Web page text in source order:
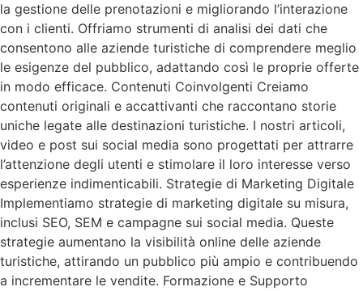
la gestione delle prenotazioni e migliorando l’interazione
con i clienti. Offriamo strumenti di analisi dei dati che
consentono alle aziende turistiche di comprendere meglio
le esigenze del pubblico, adattando così le proprie offerte
in modo efficace. Contenuti Coinvolgenti Creiamo
contenuti originali e accattivanti che raccontano storie
uniche legate alle destinazioni turistiche. I nostri articoli,
video e post sui social media sono progettati per attrarre
l’attenzione degli utenti e stimolare il loro interesse verso
esperienze indimenticabili. Strategie di Marketing Digitale
Implementiamo strategie di marketing digitale su misura,
inclusi SEO, SEM e campagne sui social media. Queste
strategie aumentano la visibilità online delle aziende
turistiche, attirando un pubblico più ampio e contribuendo
a incrementare le vendite. Formazione e Supporto